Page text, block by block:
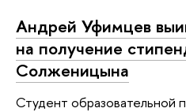
Андрей Уфимцев
на получение
Солженицына
Студент образовательной